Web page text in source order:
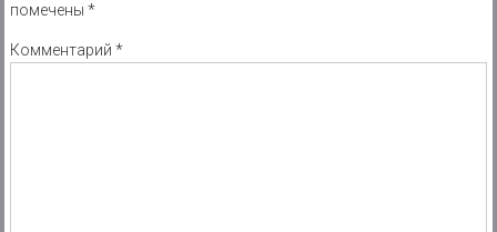
помечены *
Комментарий *